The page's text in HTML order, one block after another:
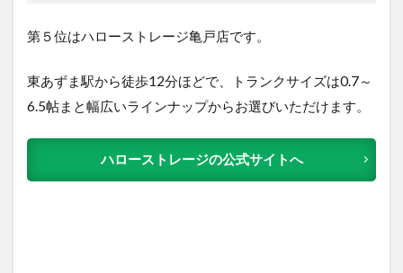
第５位はハローストレージ亀戸店です。
東あずま駅から徒歩12分ほどで、トランクサイズは0.7～
6.5帖まと幅広いラインナップからお選びいただけます。
ハローストレージの公式サイトへ